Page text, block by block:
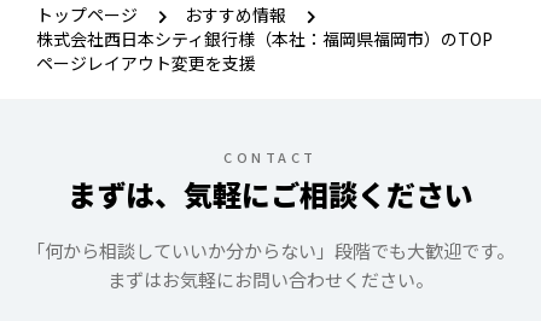
トップページ
おすすめ情報
株式会社西日本シティ銀行様（本社：福岡県福岡市）のTOP
ページレイアウト変更を支援
CONTACT
まずは、気軽にご相談ください
「何から相談していいか分からない」段階でも大歓迎です。
まずはお気軽にお問い合わせください。